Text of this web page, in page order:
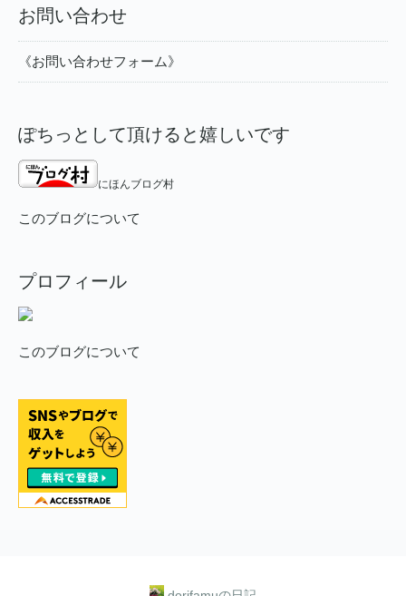
お問い合わせ
《お問い合わせフォーム》
ぽちっとして頂けると嬉しいです
にほんブログ村
このブログについて
プロフィール
このブログについて